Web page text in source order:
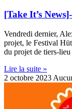
[Take It’s
Vendredi dernier,
projet, le Festival
du projet de tiers-
Lire la suite »
2 octobre 2023